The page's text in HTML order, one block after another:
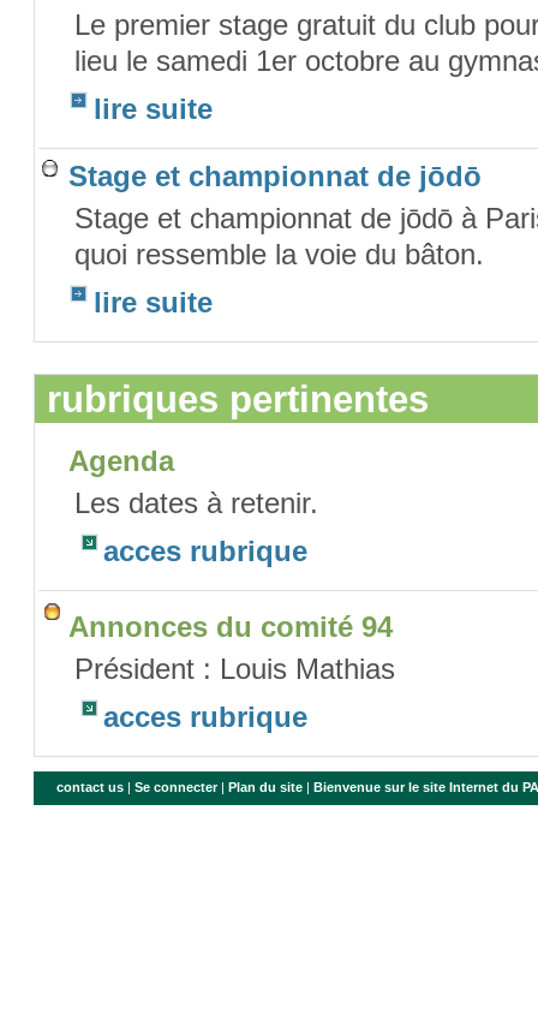
Le premier stage gratuit du club
lieu le samedi 1er octobre au
lire suite
Stage et championnat de jōdō
Stage et championnat de jōdō à
quoi ressemble la voie du bâton.
lire suite
rubriques pertinentes
Agenda
Les dates à retenir.
acces rubrique
Annonces du comité 94
Président : Louis Mathias
acces rubrique
contact us |Se connecter| Plan du site Bienvenue sur le site Internet du